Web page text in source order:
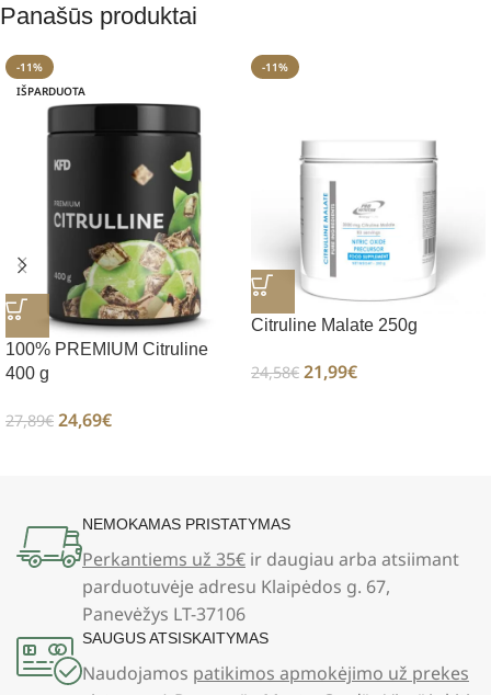
Panašūs produktai
-11%
IŠPARDUOTA
100% PREMIUM Citruline
400 g
27,89€ 24,69€
-11%
Citruline Malate 250g
24,58€ 21,99€
NEMOKAMAS PRISTATYMAS
Perkantiems už 35€ ir daugiau arba atsiimant
parduotuvėje adresu Klaipėdos g. 67,
Panevėžys LT-37106
SAUGUS ATSISKAITYMAS
Naudojamos patikimos apmokėjimo už prekes